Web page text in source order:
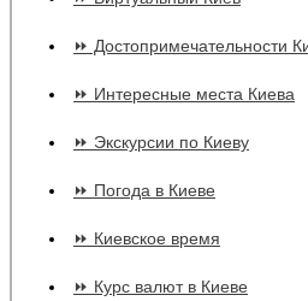
⏩ Достопримечательности
⏩ Интересные места Киева
⏩ Экскурсии по Киеву
⏩ Погода в Киеве
⏩ Киевское время
⏩ Курс валют в Киеве